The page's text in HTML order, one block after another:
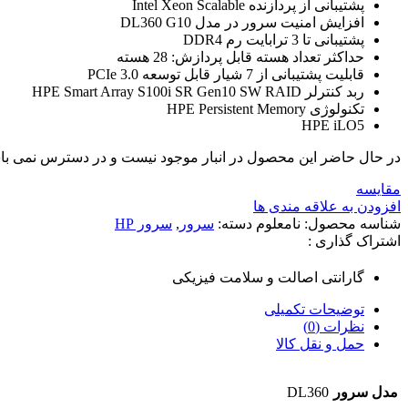
پشتیبانی از پردازنده Intel Xeon Scalable
افزایش امنیت سرور در مدل DL360 G10
پشتیبانی تا 3 ترابایت رم DDR4
حداکثر تعداد هسته قابل پردازش: 28 هسته
قابلیت پشتیبانی از 7 شیار قابل توسعه PCIe 3.0
ربد کنترلر HPE Smart Array S100i SR Gen10 SW RAID
تکنولوژی HPE Persistent Memory
HPE iLO5
در حال حاضر این محصول در انبار موجود نیست و در دسترس نمی
مقایسه
افزودن به علاقه مندی ها
شناسه محصول: نامعلوم دسته: سرور , سرور HP
اشتراک گذاری :
گارانتی اصالت و سلامت فیزیکی
توضیحات تکمیلی
نظرات (0)
حمل و نقل کالا
مدل سرور DL360